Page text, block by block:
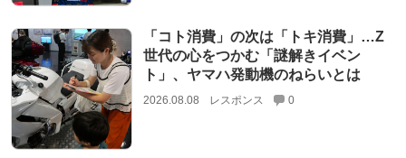
「コト消費」の次は「トキ消費」…Z
世代の心をつかむ「謎解きイベン
ト」、ヤマハ発動機のねらいとは
2026.08.08 レスポンス 0